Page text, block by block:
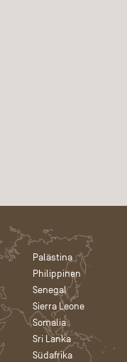
Palästina
Philippinen
Senegal
Sierra Leone
Somalia
Sri Lanka
Südafrika